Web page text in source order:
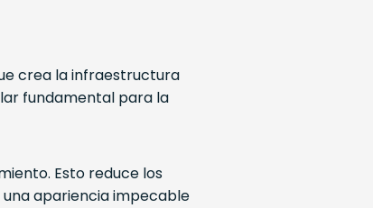
crea la infraestructura
fundamental para la
Esto reduce los
apariencia impecable